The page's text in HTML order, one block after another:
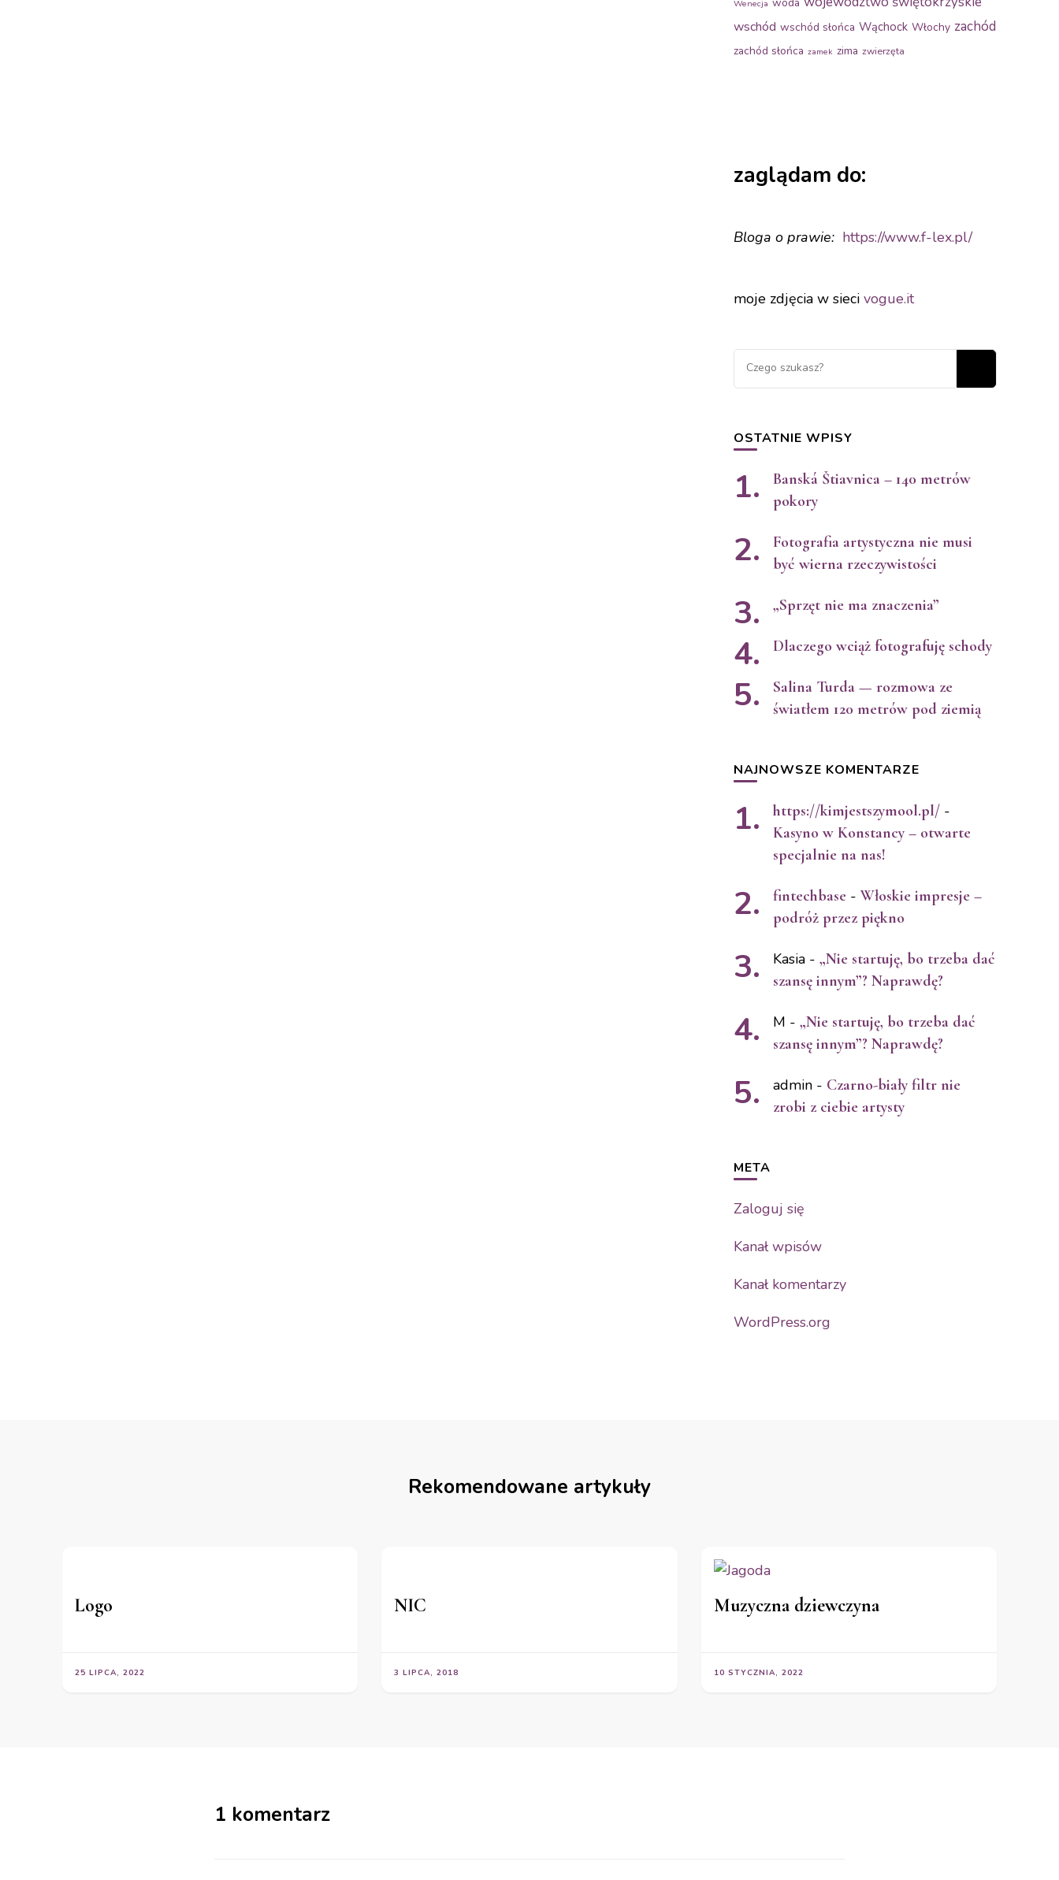
Wenecja
wschód wschód słońca Wąchock Włochy zachód
zachód słońca zamek zima zwierzęta
zaglądam do:
Bloga o prawie: https://www.f-lex.pl/
moje zdjęcia w sieci vogue.it
OSTATNIE WPISY
Banská Štiavnica – 140 metrów
pokory
Fotografia artystyczna nie musi
być wierna rzeczywistości
„Sprzęt nie ma znaczenia”
Dlaczego wciąż fotografuję schody
Salina Turda — rozmowa ze
światłem 120 metrów pod ziemią
NAJNOWSZE KOMENTARZE
https://kimjestszymool.pl/-
Kasyno w Konstancy – otwarte
specjalnie na nas!
fintechbase - Włoskie impresje –
podróż przez piękno
Kasia- „Nie startuję, bo trzeba dać
szansę innym”? Naprawdę?
M - „Nie startuję, bo trzeba dać
szansę innym”? Naprawdę?
admin- Czarno-biały filtr nie
zrobi z ciebie artysty
META
Zaloguj się
Kanał wpisów
Kanał komentarzy
WordPress.org
Rekomendowane artykuły
Logo
25 LIPCA, 2022
NIC
3 LIPCA, 2018
Muzyczna dziewczyna
10 STYCZNIA, 2022
1 komentarz